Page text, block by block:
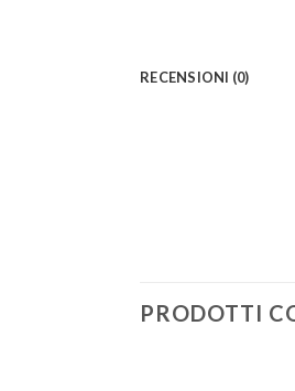
RECENSIONI (0)
PRODOTTI